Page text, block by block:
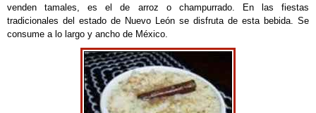
venden tamales, es el de arroz o champurrado. En las fiestas
tradicionales del estado de Nuevo León se disfruta de esta bebida. Se
consume a lo largo y ancho de México.